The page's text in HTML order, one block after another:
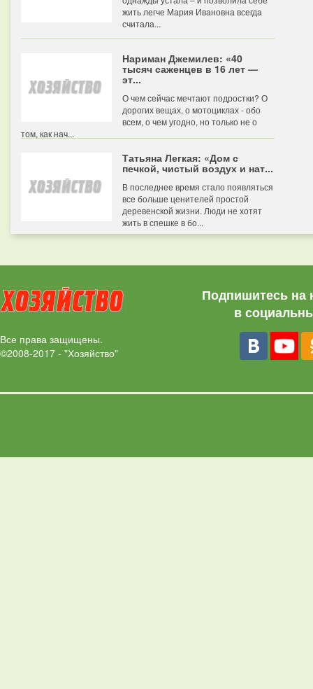
жить легче Мария Ивановна всегда
считала...
Нариман Джемилев: «40
тысяч саженцев в 16 лет —
эт...
О чем сейчас мечтают подростки? О
дорогих вещах, о мотоциклах - обо
всем, о чем угодно, но только не о
том, как нач...
Татьяна Легкая: «Дом с
печкой, чистый воздух и нат...
В последнее время стало появляться
все больше ценителей простой
деревенской жизни. Люди не хотят
жить в спешке в бо...
Все права защищены.
©2008-2017 - "Хозяйство"
Подпишитесь на
в